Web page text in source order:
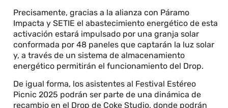
Precisamente, gracias a la alianza con Páramo
Impacta y SETIE el abastecimiento energético de esta
activación estará impulsado por una granja solar
conformada por 48 paneles que captarán la luz solar
y, a través de un sistema de almacenamiento
energético permitirán el funcionamiento del Drop.
De igual forma, los asistentes al Festival Estéreo
Picnic 2025 podrán ser parte de una dinámica de
recambio en el Drop de Coke Studio, donde podrán